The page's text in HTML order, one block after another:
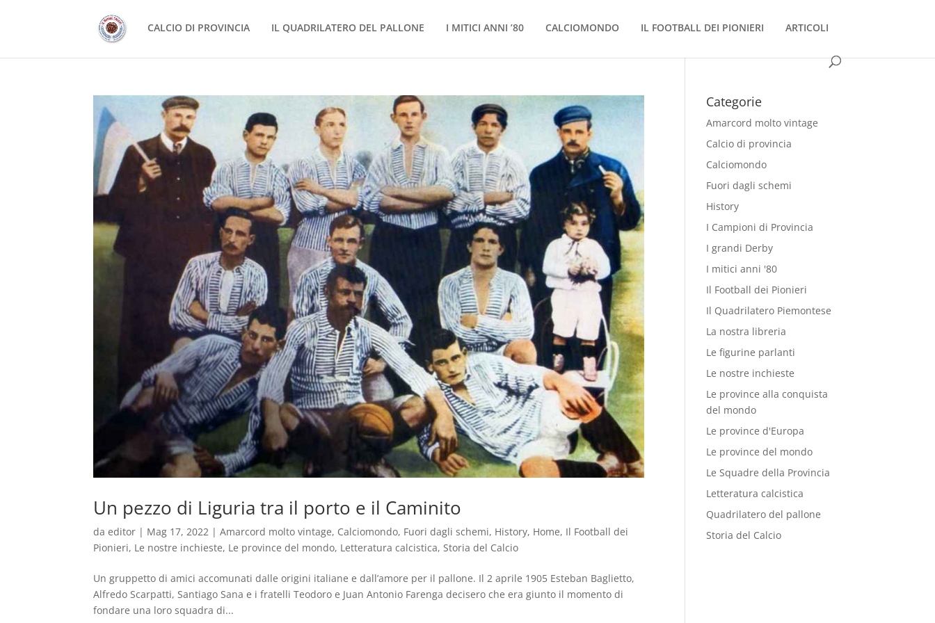
CALCIO DI PROVINCIA IL QUADRILATERO DEL PALLONE I MITICI ANNI ’80 CALCIOMONDO IL FOOTBALL DEI PIONIERI ARTICOLI
Un pezzo di Liguria tra il porto e il Caminito
daeditor | Mag 17, 2022 |Amarcord molto vintage, Calciomondo, Fuori dagli schemi, History, Home, Il Football dei
Pionieri, Le nostre inchieste, Le province del mondo, Letteratura calcistica, Storia del Calcio
Un gruppetto di amici accomunati dalle origini italiane e dall’amore per il pallone. Il 2 aprile 1905 Esteban Baglietto,
Alfredo Scarpatti, Santiago Sana e i fratelli Teodoro e Juan Antonio Farenga decisero che era giunto il momento di
fondare una loro squadra di...
Categorie
Amarcord molto vintage
Calcio di provincia
Calciomondo
Fuori dagli schemi
History
I Campioni di Provincia
I grandi Derby
I mitici anni '80
Il Football dei Pionieri
Il Quadrilatero Piemontese
La nostra libreria
Le figurine parlanti
Le nostre inchieste
Le province alla conquista
del mondo
Le province d'Europa
Le province del mondo
Le Squadre della Provincia
Letteratura calcistica
Quadrilatero del pallone
Storia del Calcio